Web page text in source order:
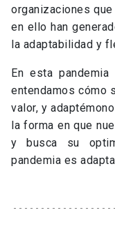
organizaciones
en ello han
la adaptabilidad y
En esta
entendamos cómo
valor, y
la forma en que
y busca su
pandemia es